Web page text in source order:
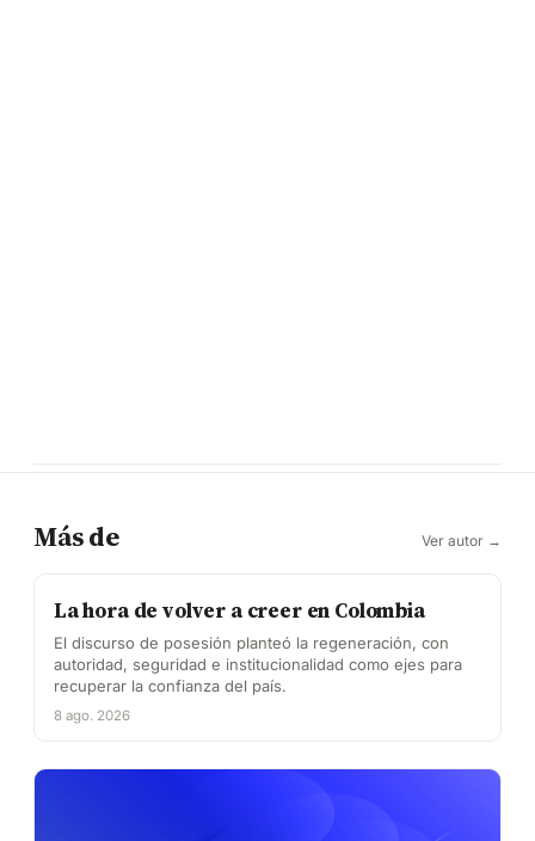
Más de Ver autor →
La hora de volver a creer en Colombia
El discurso de posesión planteó la regeneración, con
autoridad, seguridad e institucionalidad como ejes para
recuperar la confianza del país.
8 ago. 2026